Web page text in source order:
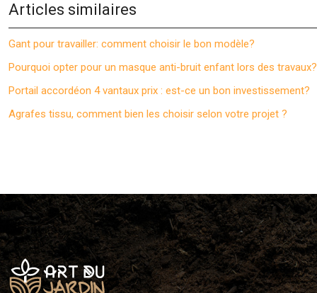
Articles similaires
Gant pour travailler: comment choisir le bon modèle?
Pourquoi opter pour un masque anti-bruit enfant lors des travaux?
Portail accordéon 4 vantaux prix : est-ce un bon investissement?
Agrafes tissu, comment bien les choisir selon votre projet ?